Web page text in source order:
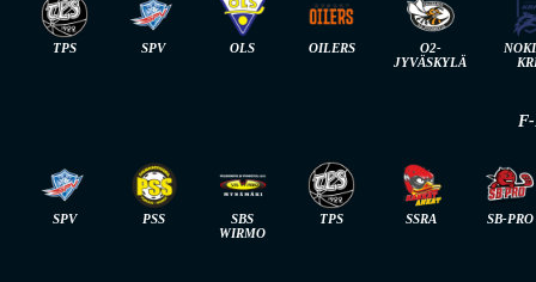
TPS SPV OLS OILERS
O2-
JYVÄSKYLÄ
SPV PSS
SBS
WIRMO
TPS SSRA SB-PRO